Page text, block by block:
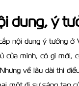
dung, ý
nội dung ý tưởng ở
của mình, có gì mới,
về lâu dài thì